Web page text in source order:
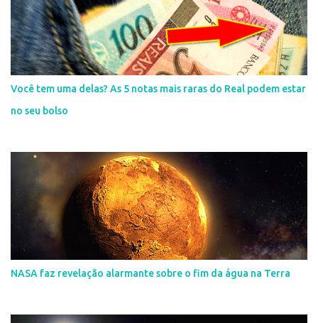
Você tem uma delas? As 5 notas mais raras do Real podem estar
no seu bolso
NASA faz revelação alarmante sobre o fim da água na Terra